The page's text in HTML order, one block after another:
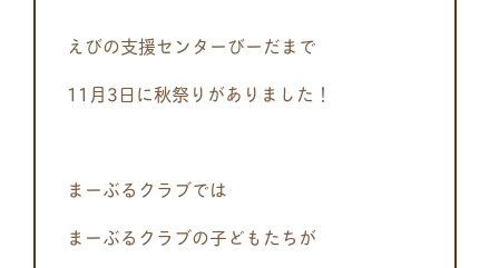
えびの支援センターびーだまで
11月3日に秋祭りがありました！
まーぶるクラブでは
まーぶるクラブの子どもたちが